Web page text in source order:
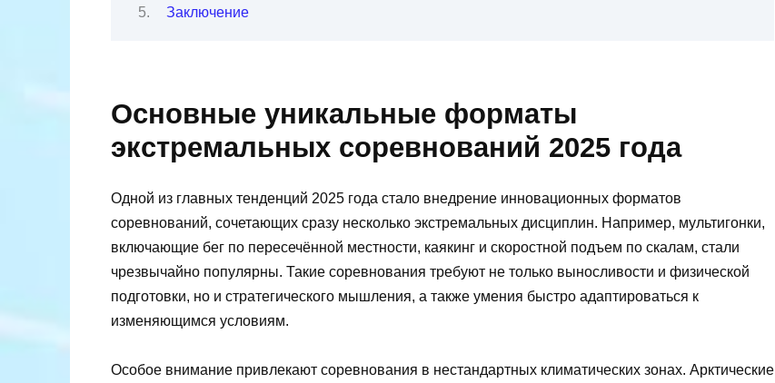
Заключение
Основные уникальные форматы
экстремальных соревнований 2025 года
Одной из главных тенденций 2025 года стало внедрение инновационных форматов
соревнований, сочетающих сразу несколько экстремальных дисциплин. Например, мультигонки,
включающие бег по пересечённой местности, каякинг и скоростной подъем по скалам, стали
чрезвычайно популярны. Такие соревнования требуют не только выносливости и физической
подготовки, но и стратегического мышления, а также умения быстро адаптироваться к
изменяющимся условиям.
Особое внимание привлекают соревнования в нестандартных климатических зонах. Арктические